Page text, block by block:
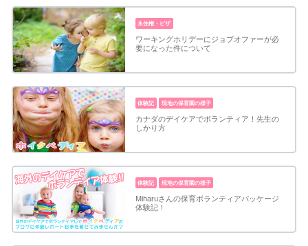
永住権・ビザ
ワーキングホリデーにジョブオファーが必
要になった件について
体験記 現地の保育園の様子
カナダのデイケアでボランティア！先生の
しかり方
体験記 現地の保育園の様子
Miharuさんの保育ボランティアパッケージ
体験記！